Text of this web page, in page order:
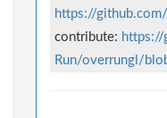
https://
contribute:
Run/overrungl/